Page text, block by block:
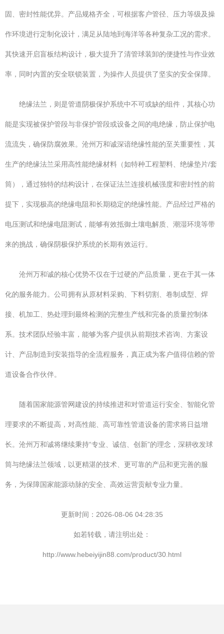
固、密封性能优异。产品规格齐全，可根据客户管径、压力等级及操
作环境进行定制化设计，满足从陆地到海洋等各种复杂工况的需求。
其快速开启盲板结构设计，极大提升了清管球装卸的便捷性与作业效
率，同时内置的安全联锁装置，为操作人员提供了坚实的安全保障。
绝缘法兰，则是管道阴极保护系统中不可或缺的组件，其核心功
能是实现被保护管段与非保护管段或设备之间的电绝缘，防止保护电
流流失，确保防腐效果。沧州万和诚深谙绝缘性能的至关重要性，其
生产的绝缘法兰采用高性能绝缘材料（如特种工程塑料、绝缘垫片/套
筒），通过独特的结构设计，在保证法兰连接机械强度和密封性的前
提下，实现极高的绝缘电阻和长期稳定的绝缘性能。产品经过严格的
电压测试和绝缘电阻测试，能够有效抵御土壤电解质、潮湿环境等带
来的挑战，确保阴极保护系统的长期有效运行。
沧州万和诚的核心优势不仅在于过硬的产品质量，更在于其一体
化的服务能力。公司拥有从原材料采购、下料切割、卷制成型、焊
接、机加工、热处理到最终检测的完整生产线和完备的质量控制体
系。技术团队经验丰富，能够为客户提供从前期技术咨询、方案设
计、产品制造到安装指导的全流程服务，真正成为客户值得信赖的管
道设备合作伙伴。
随着国家能源管网建设的持续推进和对管道运行安全、智能化管
理要求的不断提高，对高性能、高可靠性管道设备的需求将日益增
长。沧州万和诚将继续秉持“专业、诚信、创新”的理念，深耕收发球
筒与绝缘法兰领域，以更精湛的技术、更可靠的产品和更完善的服
务，为保障国家能源动脉的安全、高效运营贡献专业力量。
更新时间：2026-08-06 04:28:35
如若转载，请注明出处：
http://www.hebeiyijin88.com/product/30.html